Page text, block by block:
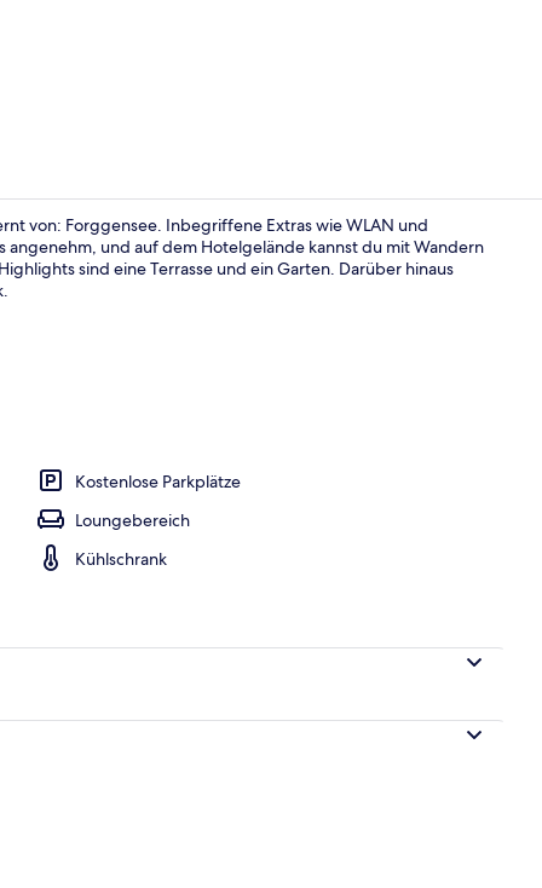
von: Forggensee. Inbegriffene Extras wie WLAN und
und auf dem Hotelgelände kannst du mit Wandern
sind eine Terrasse und ein Garten. Darüber hinaus
Kostenlose Parkplätze
Loungebereich
Kühlschrank